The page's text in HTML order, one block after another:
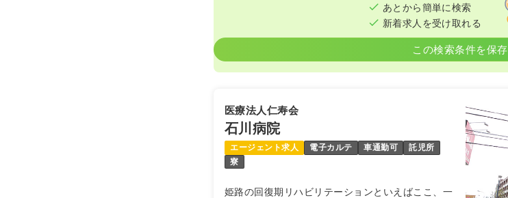
あとから簡単に検索
新着求人を受け取れる
この検索条件を保存
医療法人仁寿会
石川病院
エージェント求人 電子カルテ 車通勤可
託児所
寮
姫路の回復期リハビリテーションといえばここ、一